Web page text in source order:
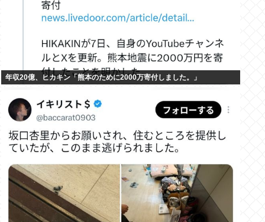
年収20億、ヒカキン「熊本のために2000万寄付しました。」